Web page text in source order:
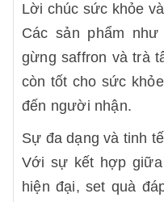
Lời chúc sức khỏe
Các sản phẩm
gừng saffron và trà
còn tốt cho sức
đến người nhận.
Sự đa dạng và tinh
Với sự kết hợp
hiện đại, set quà